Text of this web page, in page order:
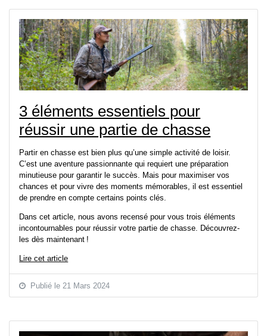
3 éléments essentiels pour
réussir une partie de chasse
Partir en chasse est bien plus qu’une simple activité de loisir.
C’est une aventure passionnante qui requiert une préparation
minutieuse pour garantir le succès. Mais pour maximiser vos
chances et pour vivre des moments mémorables, il est essentiel
de prendre en compte certains points clés.
Dans cet article, nous avons recensé pour vous trois éléments
incontournables pour réussir votre partie de chasse. Découvrez-
les dès maintenant !
Lire cet article
Publié le 21 Mars 2024